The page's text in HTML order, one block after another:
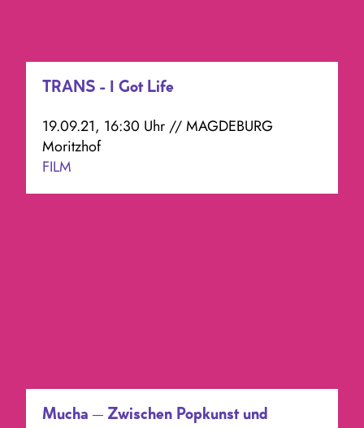
TRANS - I Got Life
19.09.21, 16:30 Uhr // MAGDEBURG
Moritzhof
FILM
Mucha – Zwischen Popkunst und